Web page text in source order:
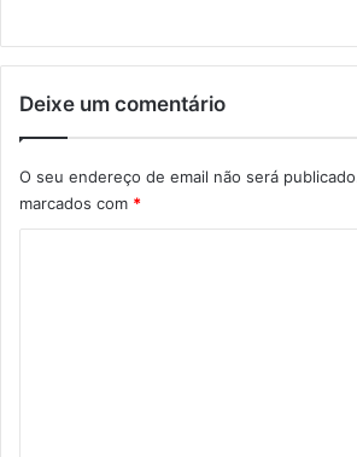
Deixe um comentário
O seu endereço de email não será
marcados com *